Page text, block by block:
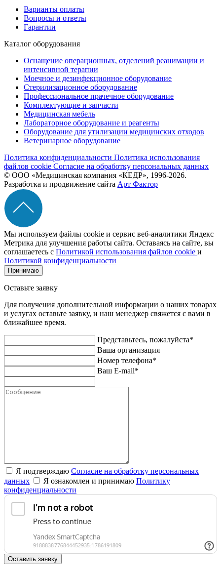
Варианты оплаты
Вопросы и ответы
Гарантии
Каталог оборудования
Оснащение операционных, отделений реанимации и
интенсивной терапии
Моечное и дезинфекционное оборудование
Стерилизационное оборудование
Профессиональное прачечное оборудование
Комплектующие и запчасти
Медицинская мебель
Лабораторное оборудование и реагенты
Оборудование для утилизации медицинских отходов
Ветеринарное оборудование
Политика конфиденциальности Политика использования
файлов cookie Согласие на обработку персональных данных
© ООО «Медицинская компания «КЕДР», 1996-2026.
Разработка и продвижение сайта Арт Фактор
Мы используем файлы cookie и сервис веб-аналитики Яндекс
Метрика для улучшения работы сайта. Оставаясь на сайте, вы
соглашаетесь с Политикой использования файлов cookie и
Политикой конфиденциальности
Принимаю
Оставьте заявку
Для получения дополнительной информации о наших товарах
и услугах оставьте заявку, и наш менеджер свяжется с вами в
ближайшее время.
Представьтесь, пожалуйста*
Ваша организация
Номер телефона*
Ваш E-mail*
Я подтверждаю Согласие на обработку персональных
данных
Я ознакомлен и принимаю Политику
конфиденциальности
Оставить заявку